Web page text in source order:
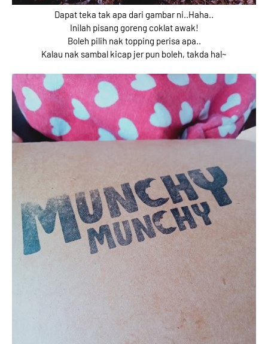
Dapat teka tak apa dari gambar ni..Haha..
Inilah pisang goreng coklat awak!
Boleh pilih nak topping perisa apa..
Kalau nak sambal kicap jer pun boleh, takda hal~